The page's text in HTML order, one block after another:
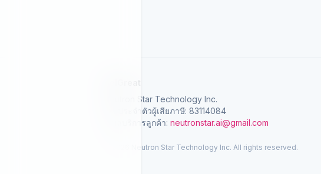
Neutron Star Technology Inc.
เลขประจำตัวผู้เสียภาษี: 83114084
อีเมลบริการลูกค้า: neutronstar.ai@gmail.com
© 2026 Neutron Star Technology Inc. All rights reserved.